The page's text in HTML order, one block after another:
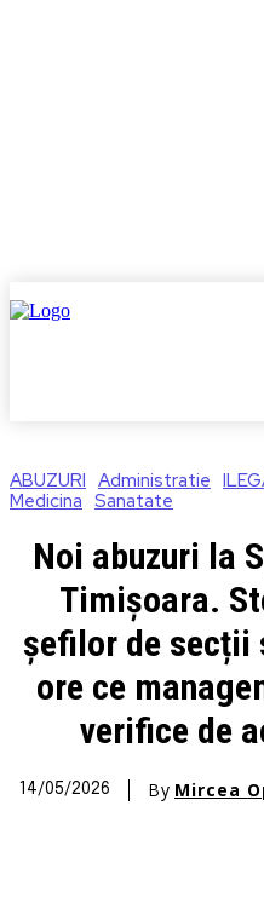
ABUZURI Administratie
Medicina Sanatate
Noi abuzuri la
Timișoara.
șefilor de secții
ore ce
verifice de
14/05/2026 By Mircea